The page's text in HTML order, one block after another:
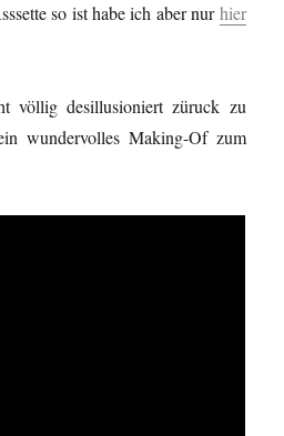
so ist habe ich aber nurhier
völlig desillusioniert züruck zu
wundervolles Making-Of zum